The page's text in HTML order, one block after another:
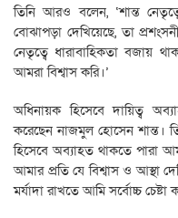
তিনি আরও বলেন, ‘শান্ত
বোঝাপড়া দেখিয়েছে, তা
নেতৃত্বে ধারাবাহিকতা বজায়
আমরা বিশ্বাস করি।’
অধিনায়ক হিসেবে দায়িত্ব
করেছেন নাজমুল হোসেন শান্ত।
হিসেবে অব্যাহত থাকতে পারা
আমার প্রতি যে বিশ্বাস ও আস্থা
মর্যাদা রাখতে আমি সর্বোচ্চ চেষ্টা